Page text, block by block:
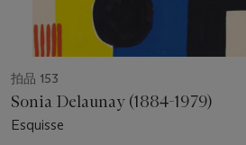
拍品 153
Sonia Delaunay (1884-1979)
Esquisse